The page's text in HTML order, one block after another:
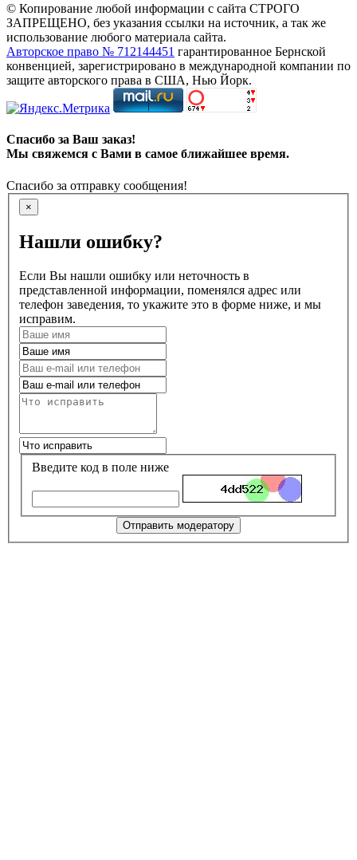
© Копирование любой информации с сайта СТРОГО
ЗАПРЕЩЕНО, без указания ссылки на источник, а так же
использование любого материала сайта.
Авторское право № 712144451 гарантированное Бернской
конвенцией, зарегистрировано в международной компании по
защите авторского права в США, Нью Йорк.
Спасибо за Ваш заказ!
Мы свяжемся с Вами в самое ближайшее время.
Спасибо за отправку сообщения!
×
Нашли ошибку?
Если Вы нашли ошибку или неточность в
представленной информации, поменялся адрес или
телефон заведения, то укажите это в форме ниже, и мы
исправим.
Введите код в поле ниже
Отправить модератору